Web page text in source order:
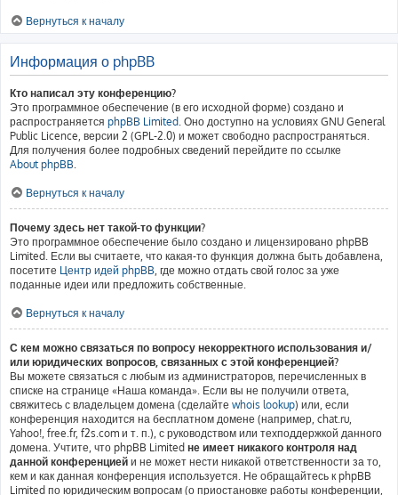
Вернуться к началу
Информация о phpBB
Кто написал эту конференцию?
Это программное обеспечение (в его исходной форме) создано и
распространяется phpBB Limited. Оно доступно на условиях GNU General
Public Licence, версии 2 (GPL-2.0) и может свободно распространяться.
Для получения более подробных сведений перейдите по ссылке
About phpBB.
Вернуться к началу
Почему здесь нет такой-то функции?
Это программное обеспечение было создано и лицензировано phpBB
Limited. Если вы считаете, что какая-то функция должна быть добавлена,
посетите Центр идей phpBB, где можно отдать свой голос за уже
поданные идеи или предложить собственные.
Вернуться к началу
С кем можно связаться по вопросу некорректного использования и/
или юридических вопросов, связанных с этой конференцией?
Вы можете связаться с любым из администраторов, перечисленных в
списке на странице «Наша команда». Если вы не получили ответа,
свяжитесь с владельцем домена (сделайте whois lookup) или, если
конференция находится на бесплатном домене (например, chat.ru,
Yahoo!, free.fr, f2s.com и т. п.), с руководством или техподдержкой данного
домена. Учтите, что phpBB Limited не имеет никакого контроля над
данной конференцией и не может нести никакой ответственности за то,
кем и как данная конференция используется. Не обращайтесь к phpBB
Limited по юридическим вопросам (о приостановке работы конференции,